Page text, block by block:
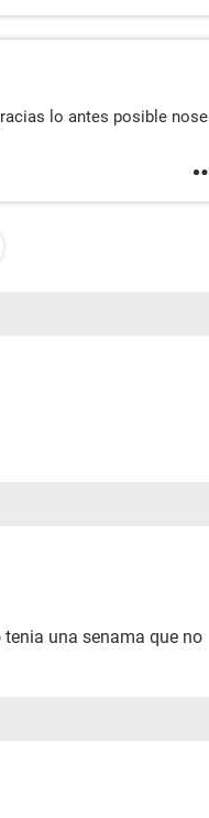
lo antes posible nose
una senama que no